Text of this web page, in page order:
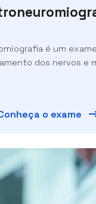
é um
dos nervos e
o exame